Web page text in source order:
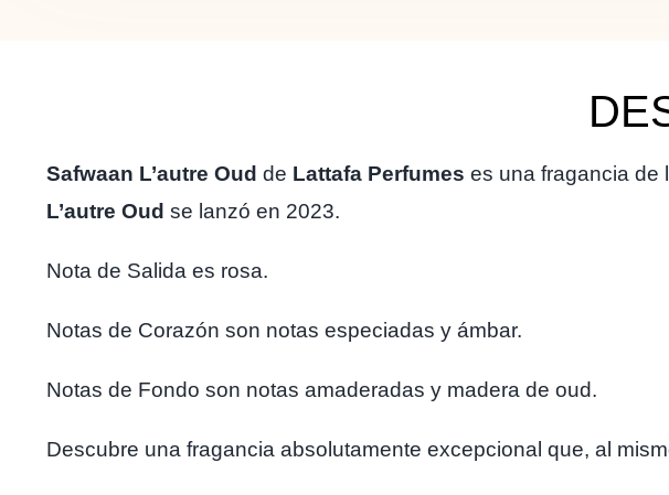
Safwaan L’autre Oud de Lattafa Perfumes es una fragancia de
L’autre Oud se lanzó en 2023.
Nota de Salida es rosa.
Notas de Corazón son notas especiadas y ámbar.
Notas de Fondo son notas amaderadas y madera de oud.
Descubre una fragancia absolutamente excepcional que, al